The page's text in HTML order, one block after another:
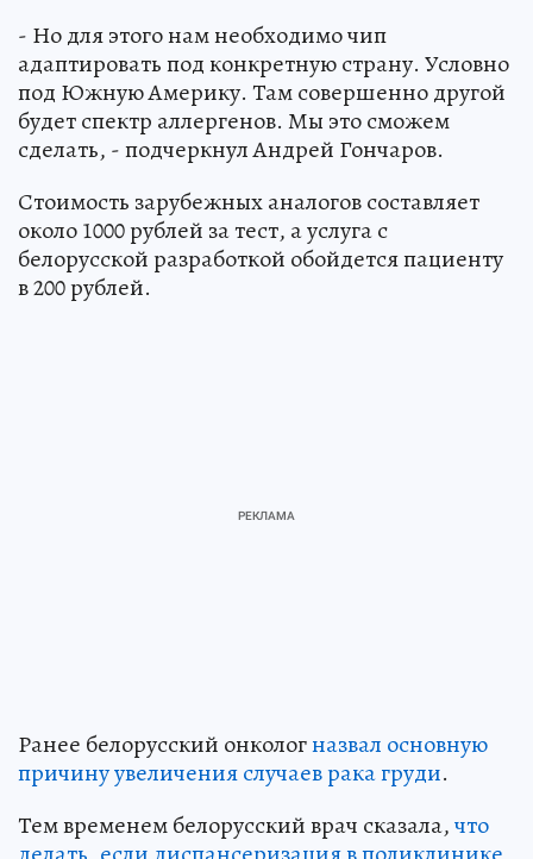
- Но для этого нам необходимо чип
адаптировать под конкретную страну. Условно
под Южную Америку. Там совершенно другой
будет спектр аллергенов. Мы это сможем
сделать, - подчеркнул Андрей Гончаров.
Стоимость зарубежных аналогов составляет
около 1000 рублей за тест, а услуга с
белорусской разработкой обойдется пациенту
в 200 рублей.
Ранее белорусский онкологназвал основную
причину увеличения случаев рака груди.
Тем временем белорусский врач сказала,что